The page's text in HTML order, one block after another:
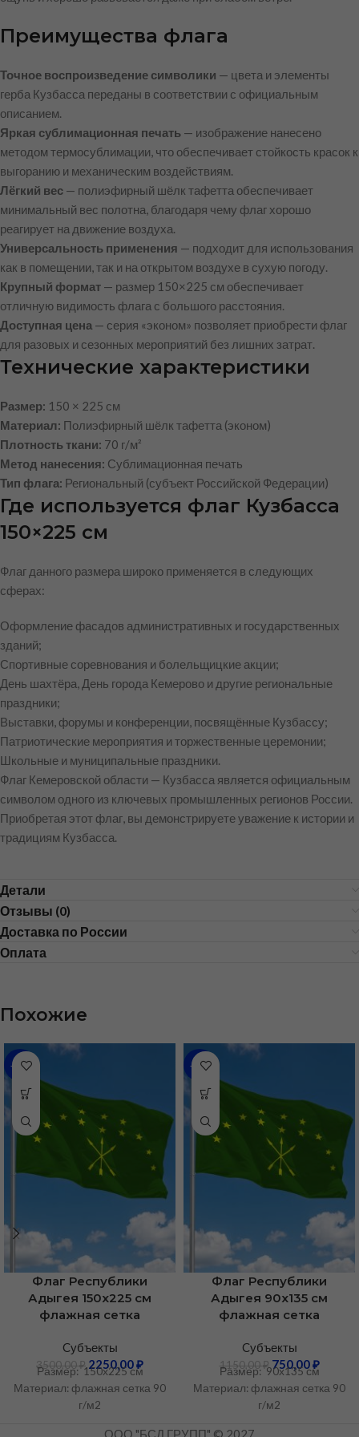
Преимущества флага
Точное воспроизведение символики — цвета и элементы
герба Кузбасса переданы в соответствии с официальным
описанием.
Яркая сублимационная печать — изображение нанесено
методом термосублимации, что обеспечивает стойкость красок к
выгоранию и механическим воздействиям.
Лёгкий вес — полиэфирный шёлк тафетта обеспечивает
минимальный вес полотна, благодаря чему флаг хорошо
реагирует на движение воздуха.
Универсальность применения — подходит для использования
как в помещении, так и на открытом воздухе в сухую погоду.
Крупный формат — размер 150×225 см обеспечивает
отличную видимость флага с большого расстояния.
Доступная цена — серия «эконом» позволяет приобрести флаг
для разовых и сезонных мероприятий без лишних затрат.
Технические характеристики
Размер: 150 × 225 см
Материал: Полиэфирный шёлк тафетта (эконом)
Плотность ткани: 70 г/м²
Метод нанесения: Сублимационная печать
Тип флага: Региональный (субъект Российской Федерации)
Где используется флаг Кузбасса
150×225 см
Флаг данного размера широко применяется в следующих
сферах:
Оформление фасадов административных и государственных
зданий;
Спортивные соревнования и болельщицкие акции;
День шахтёра, День города Кемерово и другие региональные
праздники;
Выставки, форумы и конференции, посвящённые Кузбассу;
Патриотические мероприятия и торжественные церемонии;
Школьные и муниципальные праздники.
Флаг Кемеровской области — Кузбасса является официальным
символом одного из ключевых промышленных регионов России.
Приобретая этот флаг, вы демонстрируете уважение к истории и
традициям Кузбасса.
Детали
Отзывы (0)
Доставка по России
Оплата
Похожие
-36%
Флаг Республики
Адыгея 150х225 см
флажная сетка
Cубъекты
3500,00₽ 2250,00₽
Размер: 150х225 см
Материал: флажная сетка 90
г/м2
-35%
Флаг Республики
Адыгея 90х135 см
флажная сетка
Cубъекты
1150,00₽ 750,00₽
Размер: 90х135 см
Материал: флажная сетка 90
г/м2
ООО "БСД ГРУПП" © 2027